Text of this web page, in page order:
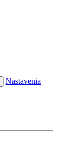
Nastavenia